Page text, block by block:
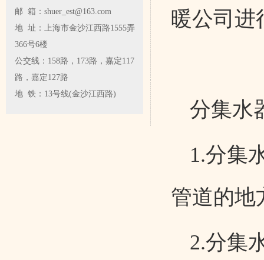
邮 箱：shuer_est@163.com
地 址：上海市金沙江西路1555弄
366号6楼
公交线：158路，173路，嘉定117
路，嘉定127路
地 铁：13号线(金沙江西路)
暖公司进
分集水
1.分集
管道的地
2.分集